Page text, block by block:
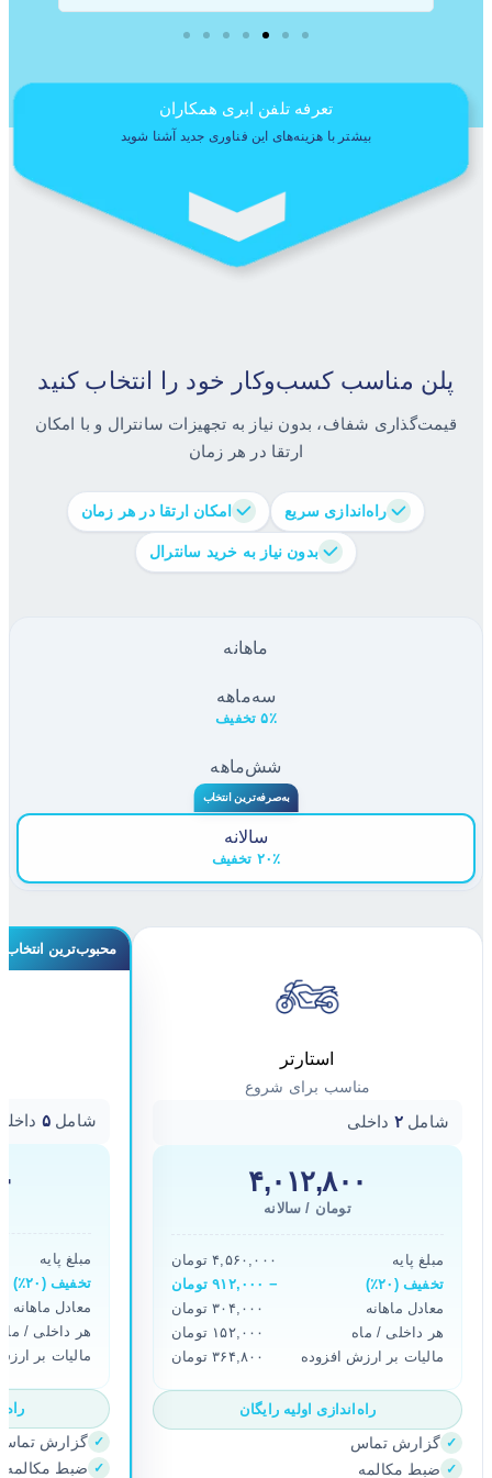
تعرفه تلفن ابری همکاران
بیشتر با هزینه‌های این فناوری جدید آشنا شوید
پلن مناسب کسب‌وکار خود را انتخاب کنید
قیمت‌گذاری شفاف، بدون نیاز به تجهیزات سانترال و با امکان
ارتقا در هر زمان
راه‌اندازی سریع امکان ارتقا در هر زمان
بدون نیاز به خرید سانترال
ماهانه
سه‌ماهه
۵٪ تخفیف
شش‌ماهه
۱۰٪ تخفیف
سالانه
۲۰٪ تخفیف
به‌صرفه‌ترین انتخاب
استارتر
مناسب برای شروع
شامل ۲ داخلی
۴,۰۱۲,۸۰۰
تومان / سالانه
مبلغ پایه
۴,۵۶۰,۰۰۰ تومان
تخفیف (۲۰٪)
− ۹۱۲,۰۰۰ تومان
معادل ماهانه
۳۰۴,۰۰۰ تومان
هر داخلی / ماه
۱۵۲,۰۰۰ تومان
مالیات بر ارزش افزوده
۳۶۴,۸۰۰ تومان
راه‌اندازی اولیه رایگان
✓ گزارش تماس
✓ ضبط مکالمه
محبوب‌ترین انتخاب
شامل ۵
مبلغ پایه
تخفیف (۲۰٪)
معادل ماهانه
هر داخلی / ماه
مالیات بر
✓ گزارش
✓ ضبط مکالمه